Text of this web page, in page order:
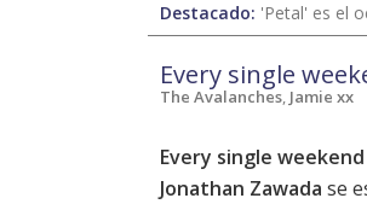
Destacado: 'Petal' es el
Every single
The Avalanches, Jamie xx
Every single weekend
Jonathan Zawada se